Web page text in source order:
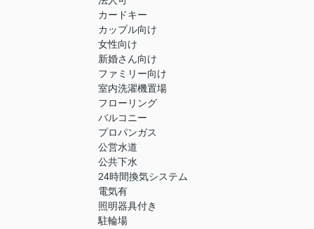
カードキー
カップル向け
女性向け
新婚さん向け
ファミリー向け
室内洗濯機置場
フローリング
バルコニー
プロパンガス
公営水道
公共下水
24時間換気システム
電気有
照明器具付き
駐輪場